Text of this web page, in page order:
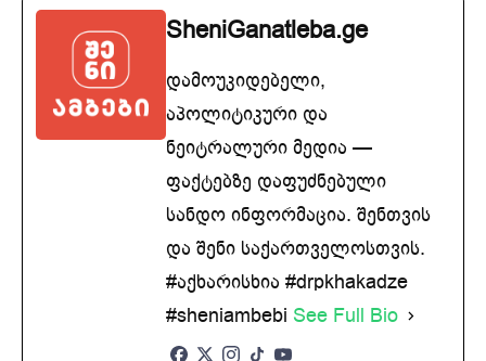
SheniGanatleba.ge
დამოუკიდებელი,
აპოლიტიკური და
ნეიტრალური მედია —
ფაქტებზე დაფუძნებული
სანდო ინფორმაცია. შენთვის
და შენი საქართველოსთვის.
#აქხარისხია #drpkhakadze
#sheniambebi See Full Bio